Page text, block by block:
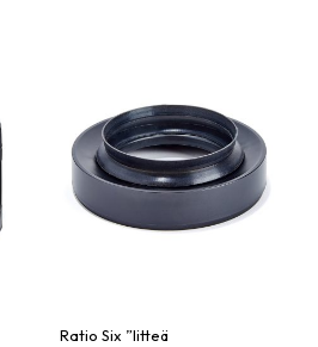
Ratio Six ”litteä